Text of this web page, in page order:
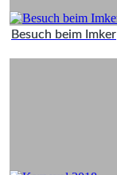
Besuch beim Imker